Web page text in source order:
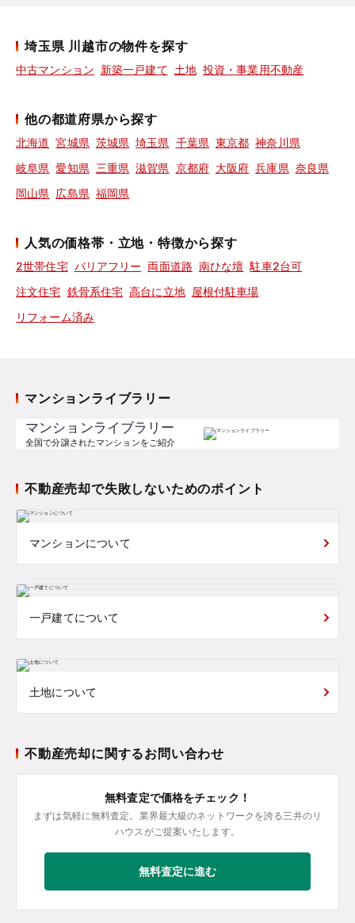
埼玉県 川越市の物件を探す
中古マンション 新築一戸建て 土地 投資・事業用不動産
他の都道府県から探す
北海道 宮城県 茨城県 埼玉県 千葉県 東京都 神奈川県
岐阜県 愛知県 三重県 滋賀県 京都府 大阪府 兵庫県 奈良県
岡山県 広島県 福岡県
人気の価格帯・立地・特徴から探す
2世帯住宅 バリアフリー 両面道路 南ひな壇 駐車2台可
注文住宅 鉄骨系住宅 高台に立地 屋根付駐車場
リフォーム済み
マンションライブラリー
マンションライブラリー
全国で分譲されたマンションをご紹介
不動産売却で失敗しないためのポイント
マンションについて
一戸建てについて
土地について
不動産売却に関するお問い合わせ
無料査定で価格をチェック！
まずは気軽に無料査定。業界最大級のネットワークを誇る三井のリ
ハウスがご提案いたします。
無料査定に進む